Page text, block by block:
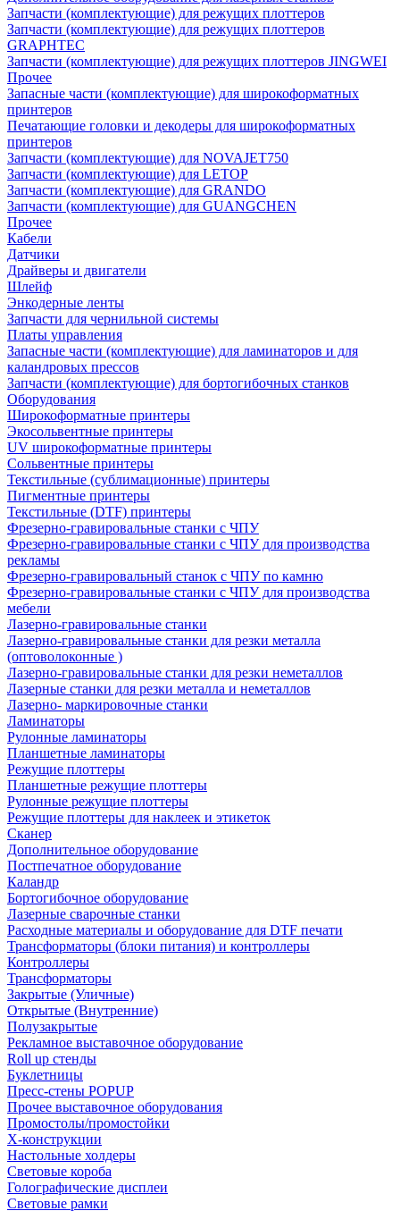
Запчасти (комплектующие) для режущих плоттеров
Запчасти (комплектующие) для режущих плоттеров
GRAPHTEC
Запчасти (комплектующие) для режущих плоттеров JINGWEI
Прочее
Запасные части (комплектующие) для широкоформатных
принтеров
Печатающие головки и декодеры для широкоформатных
принтеров
Запчасти (комплектующие) для NOVAJET750
Запчасти (комплектующие) для LETOP
Запчасти (комплектующие) для GRANDO
Запчасти (комплектующие) для GUANGCHEN
Прочее
Кабели
Датчики
Драйверы и двигатели
Шлейф
Энкодерные ленты
Запчасти для чернильной системы
Платы управления
Запасные части (комплектующие) для ламинаторов и для
каландровых прессов
Запчасти (комплектующие) для бортогибочных станков
Оборудования
Широкоформатные принтеры
Экосольвентные принтеры
UV широкоформатные принтеры
Сольвентные принтеры
Текстильные (сублимационные) принтеры
Пигментные принтеры
Текстильные (DTF) принтеры
Фрезерно-гравировальные станки с ЧПУ
Фрезерно-гравировальные станки с ЧПУ для производства
рекламы
Фрезерно-гравировальный станок с ЧПУ по камню
Фрезерно-гравировальные станки с ЧПУ для производства
мебели
Лазерно-гравировальные станки
Лазерно-гравировальные станки для резки металла
(оптоволоконные )
Лазерно-гравировальные станки для резки неметаллов
Лазерные станки для резки металла и неметаллов
Лазерно- маркировочные станки
Ламинаторы
Рулонные ламинаторы
Планшетные ламинаторы
Режущие плоттеры
Планшетные режущие плоттеры
Рулонные режущие плоттеры
Режущие плоттеры для наклеек и этикеток
Сканер
Дополнительное оборудование
Постпечатное оборудование
Каландр
Бортогибочное оборудование
Лазерные сварочные станки
Расходные материалы и оборудование для DTF печати
Трансформаторы (блоки питания) и контроллеры
Контроллеры
Трансформаторы
Закрытые (Уличные)
Открытые (Внутренние)
Полузакрытые
Рекламное выставочное оборудование
Roll up стенды
Буклетницы
Пресс-стены POPUP
Прочее выставочное оборудования
Промостолы/промостойки
Х-конструкции
Настольные холдеры
Световые короба
Голографические дисплеи
Световые рамки